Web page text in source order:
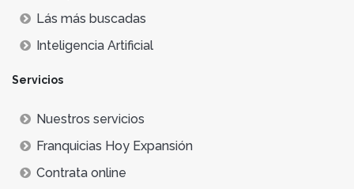
Lás más buscadas
Inteligencia Artificial
Servicios
Nuestros servicios
Franquicias Hoy Expansión
Contrata online